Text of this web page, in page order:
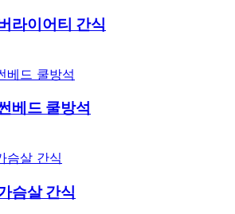
라이어티 간식
베드 쿨방석
슴살 간식